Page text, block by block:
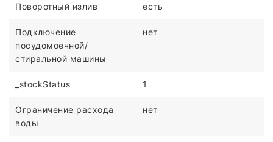
Поворотный излив есть
Подключение
посудомоечной/
стиральной машины
нет
_stockStatus 1
Ограничение расхода
воды
нет